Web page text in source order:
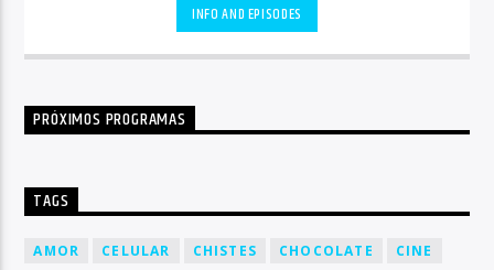
INFO AND EPISODES
PRÓXIMOS PROGRAMAS
TAGS
AMOR CELULAR CHISTES CHOCOLATE
CINE